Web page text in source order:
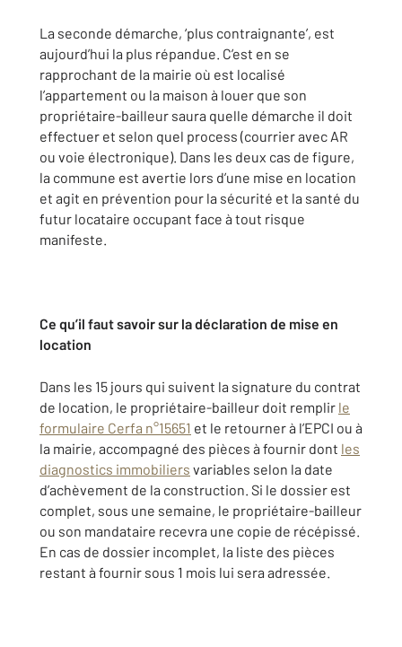
La seconde démarche, ‘plus contraignante’, est
aujourd’hui la plus répandue. C’est en se
rapprochant de la mairie où est localisé
l’appartement ou la maison à louer que son
propriétaire-bailleur saura quelle démarche il doit
effectuer et selon quel process (courrier avec AR
ou voie électronique). Dans les deux cas de figure,
la commune est avertie lors d’une mise en location
et agit en prévention pour la sécurité et la santé du
futur locataire occupant face à tout risque
manifeste.
Ce qu’il faut savoir sur la déclaration de mise en
location
Dans les 15 jours qui suivent la signature du contrat
de location, le propriétaire-bailleur doit remplir le
formulaire Cerfa n°15651 et le retourner à l’EPCI ou à
la mairie, accompagné des pièces à fournir dont les
diagnostics immobiliers variables selon la date
d’achèvement de la construction. Si le dossier est
complet, sous une semaine, le propriétaire-bailleur
ou son mandataire recevra une copie de récépissé.
En cas de dossier incomplet, la liste des pièces
restant à fournir sous 1 mois lui sera adressée.